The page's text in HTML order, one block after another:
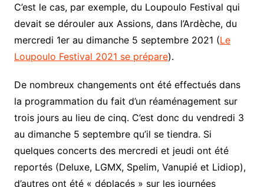
C’est le cas, par exemple, du Loupoulo Festival qui
devait se dérouler aux Assions, dans l’Ardèche, du
mercredi 1er au dimanche 5 septembre 2021 (Le
Loupoulo Festival 2021 se prépare).
De nombreux changements ont été effectués dans
la programmation du fait d’un réaménagement sur
trois jours au lieu de cinq. C’est donc du vendredi 3
au dimanche 5 septembre qu’il se tiendra. Si
quelques concerts des mercredi et jeudi ont été
reportés (Deluxe, LGMX, Spelim, Vanupié et Lidiop),
d’autres ont été « déplacés » sur les journées